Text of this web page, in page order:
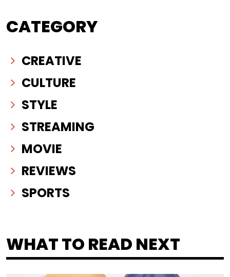
CATEGORY
CREATIVE
CULTURE
STYLE
STREAMING
MOVIE
REVIEWS
SPORTS
WHAT TO READ NEXT